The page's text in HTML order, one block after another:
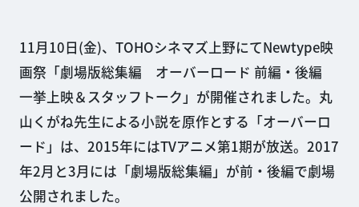
11月10日(金)、TOHOシネマズ上野にてNewtype映
画祭「劇場版総集編 オーバーロード 前編・後編
一挙上映＆スタッフトーク」が開催されました。丸
山くがね先生による小説を原作とする「オーバーロ
ード」は、2015年にはTVアニメ第1期が放送。2017
年2月と3月には「劇場版総集編」が前・後編で劇場
公開されました。